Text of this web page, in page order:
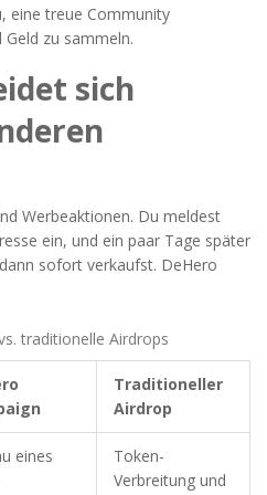
eine treue Community
zu sammeln.
sich
Werbeaktionen. Du meldest
ein, und ein paar Tage später
sofort verkaufst. DeHero
traditionelle Airdrops
Traditioneller
Airdrop
eines
Token-
Verbreitung und